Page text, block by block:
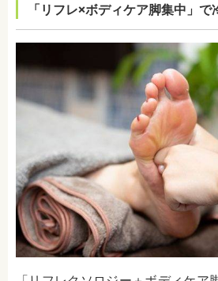
「リフレ×ボディケア脚集中」で